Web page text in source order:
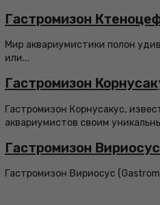
Гастромизон
Мир аквариумистики полон
или...
Гастромизон
Гастромизон Корнусакус,
аквариумистов своим
Гастромизон
Гастромизон Вириосус